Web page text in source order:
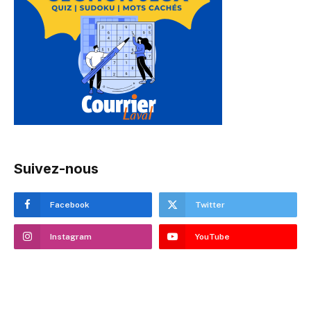
Suivez-nous
Facebook Twitter
Instagram YouTube